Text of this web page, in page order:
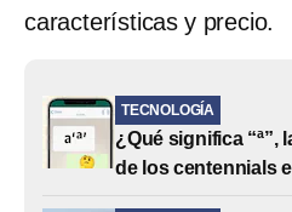
características y precio.
TECNOLOGÍA
¿Qué significa “ª”,
de los centennials